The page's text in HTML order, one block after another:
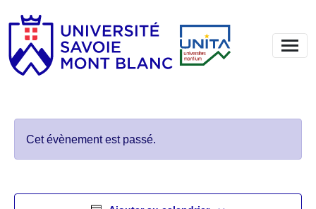
Cet évènement est passé.